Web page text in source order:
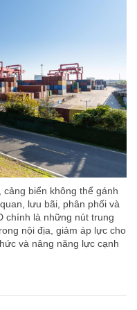
biển không thể gánh
lưu bãi, phân phối và
chính là những nút trung
nội địa, giảm áp lực cho
và nâng năng lực cạnh